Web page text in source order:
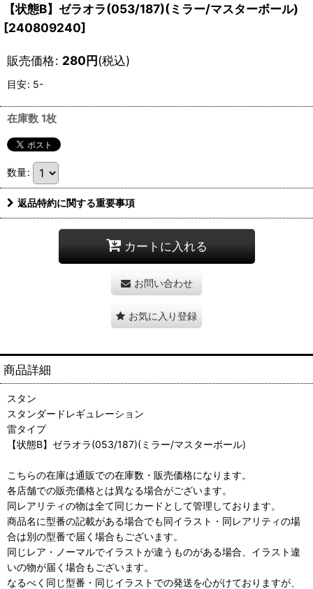
【状態B】ゼラオラ(053/187)(ミラー/マスターボール)
[240809240]
販売価格: 280円(税込)
目安: 5-
在庫数 1枚
数量:
返品特約に関する重要事項
カートに入れる
お問い合わせ
お気に入り登録
商品詳細
スタン
スタンダードレギュレーション
雷タイプ
【状態B】ゼラオラ(053/187)(ミラー/マスターボール)
こちらの在庫は通販での在庫数・販売価格になります。
各店舗での販売価格とは異なる場合がございます。
同レアリティの物は全て同じカードとして管理しております。
商品名に型番の記載がある場合でも同イラスト・同レアリティの場
合は別の型番で届く場合もございます。
同じレア・ノーマルでイラストが違うものがある場合、イラスト違
いの物が届く場合もございます。
なるべく同じ型番・同じイラストでの発送を心がけておりますが、